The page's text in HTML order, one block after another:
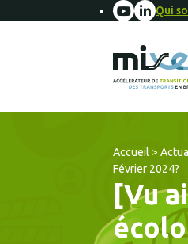
Qui
Accueil >
Février 2024?
[Vu